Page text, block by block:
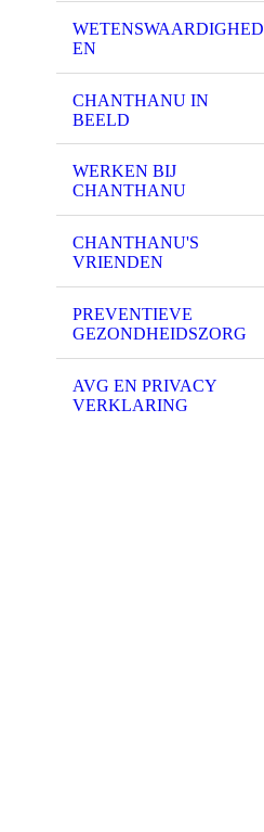
WETENSWAARDIGHED
EN
CHANTHANU IN
BEELD
WERKEN BIJ
CHANTHANU
CHANTHANU'S
VRIENDEN
PREVENTIEVE
GEZONDHEIDSZORG
AVG EN PRIVACY
VERKLARING